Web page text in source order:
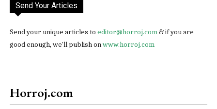
Send Your Articles
Send your unique articles to editor@horroj.com& if you are
good enough, we'll publish onwww.horroj.com
Horroj.com